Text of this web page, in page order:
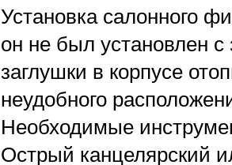
Установка салонного
он не был установлен с
заглушки в корпусе
неудобного
Необходимые
Острый канцелярский